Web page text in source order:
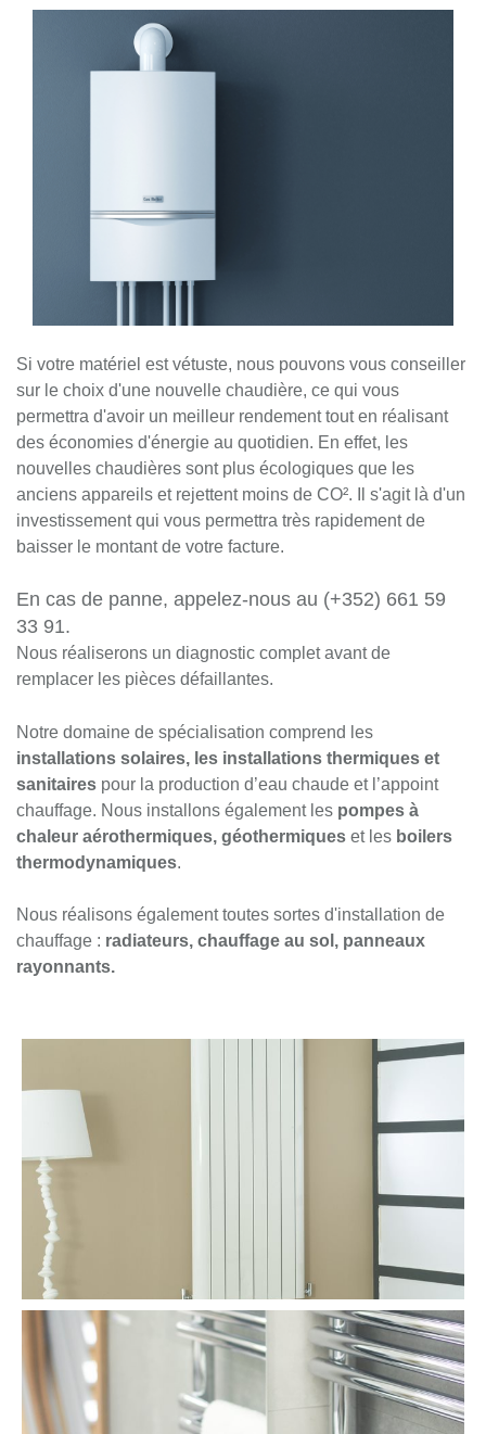
​​​​​​​Si votre matériel est vétuste, nous pouvons vous conseiller
sur le choix d'une nouvelle chaudière, ce qui vous
permettra d'avoir un meilleur rendement tout en réalisant
des économies d'énergie au quotidien. En effet, les
nouvelles chaudières sont plus écologiques que les
anciens appareils et rejettent moins de CO². Il s'agit là d'un
investissement qui vous permettra très rapidement de
baisser le montant de votre facture.
En cas de panne, appelez-nous au (+352) 661 59
33 91.
Nous réaliserons un diagnostic complet avant de
remplacer les pièces défaillantes.
Notre domaine de spécialisation comprend les
installations solaires, les installations thermiques et
sanitaires pour la production d’eau chaude et l’appoint
chauffage. Nous installons également les pompes à
chaleur aérothermiques, géothermiques et les boilers
thermodynamiques.
Nous réalisons également toutes sortes d'installation de
chauffage : radiateurs, chauffage au sol, panneaux
rayonnants.